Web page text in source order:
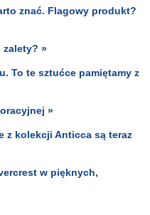
znać. Flagowy produkt?
zalety? »
To te sztućce pamiętamy z
»
z kolekcji Anticca są teraz
w pięknych,